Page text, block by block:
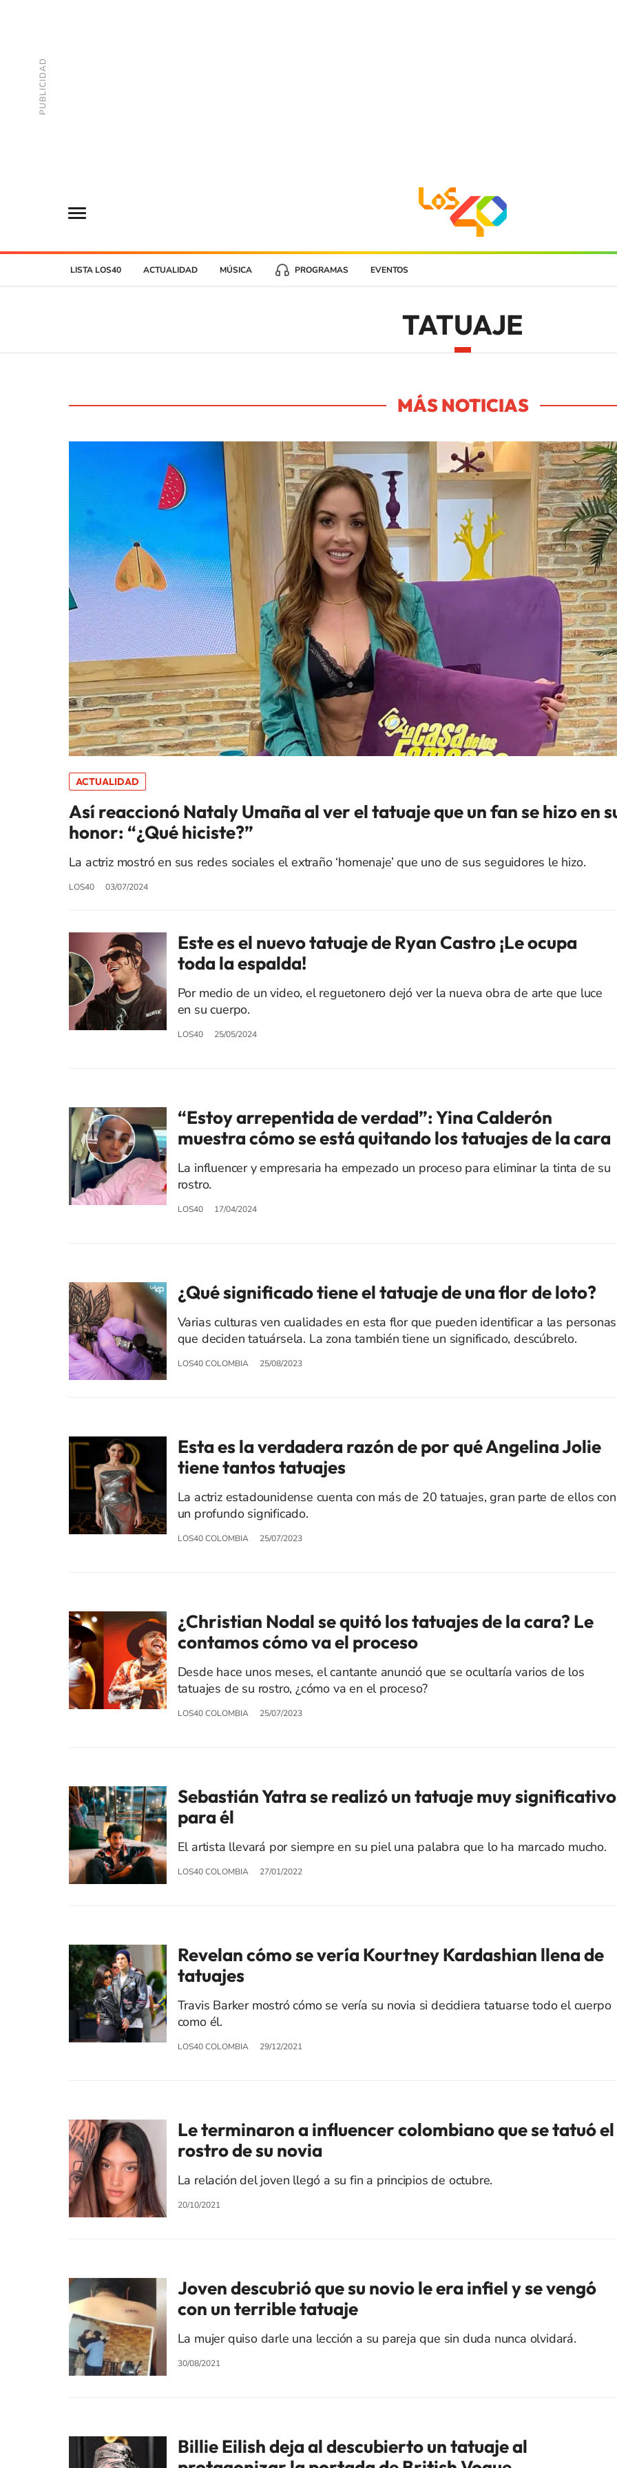
LISTA LOS40 ACTUALIDAD MÚSICA PROGRAMAS EVENTOS
TATUAJE
MÁS NOTICIAS
ACTUALIDAD
Así reaccionó Nataly Umaña al ver el tatuaje que un fan se hizo en
honor: “¿Qué hiciste?”
La actriz mostró en sus redes sociales el extraño ‘homenaje’ que uno de sus seguidores le hizo.
LOS40 03/07/2024
Este es el nuevo tatuaje de Ryan Castro ¡Le ocupa
toda la espalda!
Por medio de un video, el reguetonero dejó ver la nueva obra de arte que luce
en su cuerpo.
LOS40 25/05/2024
“Estoy arrepentida de verdad”: Yina Calderón
muestra cómo se está quitando los tatuajes de la cara
La influencer y empresaria ha empezado un proceso para eliminar la tinta de su
rostro.
LOS40 17/04/2024
¿Qué significado tiene el tatuaje de una flor de loto?
Varias culturas ven cualidades en esta flor que pueden identificar a las personas
que deciden tatuársela. La zona también tiene un significado, descúbrelo.
LOS40 COLOMBIA 25/08/2023
Esta es la verdadera razón de por qué Angelina Jolie
tiene tantos tatuajes
La actriz estadounidense cuenta con más de 20 tatuajes, gran parte de ellos con
un profundo significado.
LOS40 COLOMBIA 25/07/2023
¿Christian Nodal se quitó los tatuajes de la cara? Le
contamos cómo va el proceso
Desde hace unos meses, el cantante anunció que se ocultaría varios de los
tatuajes de su rostro, ¿cómo va en el proceso?
LOS40 COLOMBIA 25/07/2023
Sebastián Yatra se realizó un tatuaje muy significativo
para él
El artista llevará por siempre en su piel una palabra que lo ha marcado mucho.
LOS40 COLOMBIA 27/01/2022
Revelan cómo se vería Kourtney Kardashian llena de
tatuajes
Travis Barker mostró cómo se vería su novia si decidiera tatuarse todo el cuerpo
como él.
LOS40 COLOMBIA 29/12/2021
Le terminaron a influencer colombiano que se tatuó el
rostro de su novia
La relación del joven llegó a su fin a principios de octubre.
20/10/2021
Joven descubrió que su novio le era infiel y se vengó
con un terrible tatuaje
La mujer quiso darle una lección a su pareja que sin duda nunca olvidará.
30/08/2021
Billie Eilish deja al descubierto un tatuaje al